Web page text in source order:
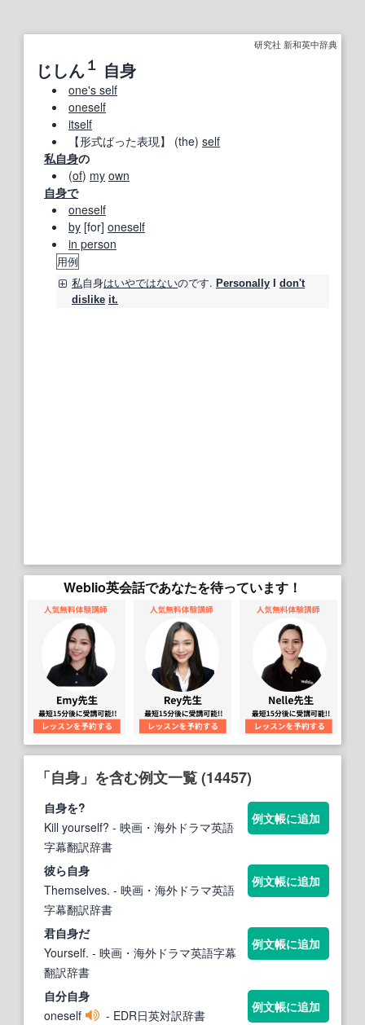
研究社 新和英中辞典
じしん１ 自身
one's self
oneself
itself
【形式ばった表現】
(the) self
私自身の
(of) my own
自身で
oneself
by [for] oneself
in person
用例
私自身はいやではないのです. Personally
don't
dislike it.
Weblio英会話であなたを待っています！
「自身」を含む例文一覧 (14457)
自身を?
Kill yourself? - 映画・海外ドラマ英語
字幕翻訳辞書
例文帳に追加
彼ら自身
Themselves. - 映画・海外ドラマ英語
字幕翻訳辞書
例文帳に追加
君自身だ
Yourself. - 映画・海外ドラマ英語字幕
翻訳辞書
例文帳に追加
自分自身
oneself
- EDR日英対訳辞書
例文帳に追加